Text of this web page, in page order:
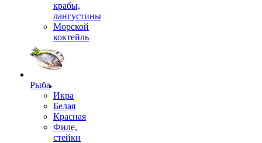
крабы,
лангустины
Морской
коктейль
Рыба
Икра
Белая
Красная
Филе,
стейки